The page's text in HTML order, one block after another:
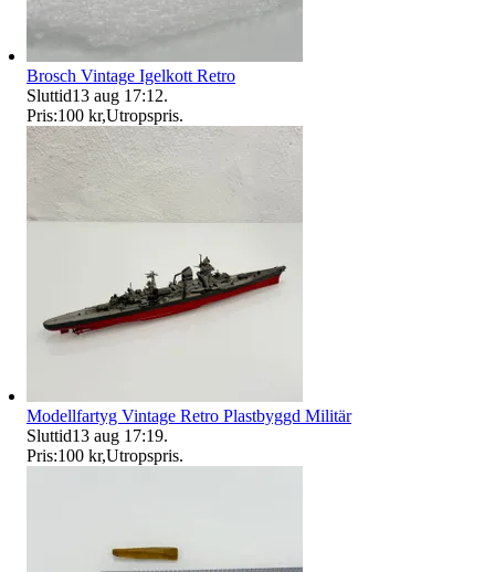
Brosch Vintage Igelkott Retro
Sluttid13 aug 17:12.
Pris:100 kr,Utropspris.
Modellfartyg Vintage Retro Plastbyggd Militär
Sluttid13 aug 17:19.
Pris:100 kr,Utropspris.